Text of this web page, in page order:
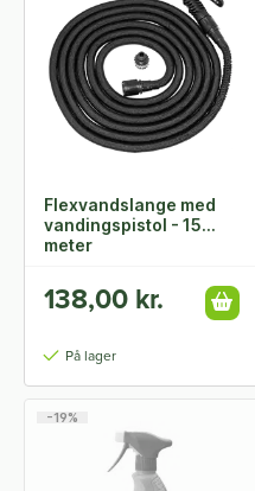
Flexvandslange med
vandingspistol - 15
meter
138,00 kr.
På lager
-19%